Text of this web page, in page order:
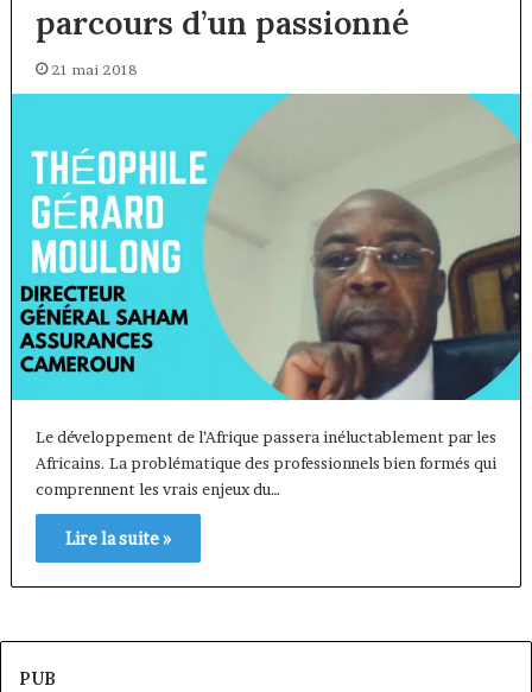
parcours d’un passionné
21 mai 2018
Le développement de l’Afrique passera inéluctablement par les
Africains. La problématique des professionnels bien formés qui
comprennent les vrais enjeux du…
Lire la suite »
PUB